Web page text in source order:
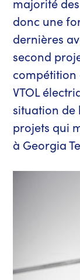
donc une
dernières
second
compétition
VTOL
situation de
projets qui
à Georgia